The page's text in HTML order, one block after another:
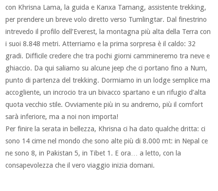
con Khrisna Lama, la guida e Kanxa Tamang, assistente trekking,
per prendere un breve volo diretto verso Tumlingtar. Dal finestrino
intrevedo il profilo dell’Everest, la montagna più alta della Terra con
i suoi 8.848 metri. Atterriamo e la prima sorpresa è il caldo: 32
gradi. Difficile credere che tra pochi giorni cammineremo tra neve e
ghiaccio. Da qui saliamo su alcune jeep che ci portano fino a Num,
punto di partenza del trekking. Dormiamo in un lodge semplice ma
accogliente, un incrocio tra un bivacco spartano e un rifugio d’alta
quota vecchio stile. Ovviamente più in su andremo, più il comfort
sarà inferiore, ma a noi non importa!
Per finire la serata in bellezza, Khrisna ci ha dato qualche dritta: ci
sono 14 cime nel mondo che sono alte più di 8.000 mt: in Nepal ce
ne sono 8, in Pakistan 5, in Tibet 1. E ora… a letto, con la
consapevolezza che il vero viaggio inizia domani.